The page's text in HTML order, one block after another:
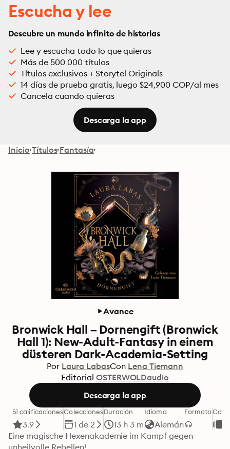
Escucha y lee
Descubre un mundo infinito de historias
Lee y escucha todo lo que quieras
Más de 500 000 títulos
Títulos exclusivos + Storytel Originals
14 días de prueba gratis, luego $24,900 COP/al mes
Cancela cuando quieras
Descarga la app
Inicio Títulos Fantasía
Avance
Bronwick Hall – Dornengift (Bronwick
Hall 1): New-Adult-Fantasy in einem
düsteren Dark-Academia-Setting
Por Laura LabasCon Lena Tiemann
Editorial OSTERWOLDaudio
Descarga la app
51 calificaciones
3.9
Colecciones
1 de 2
Duración
13 h 3 m
Idioma
Alemán
Formato
Eine magische Hexenakademie im Kampf gegen
unheilvolle Rebellen!